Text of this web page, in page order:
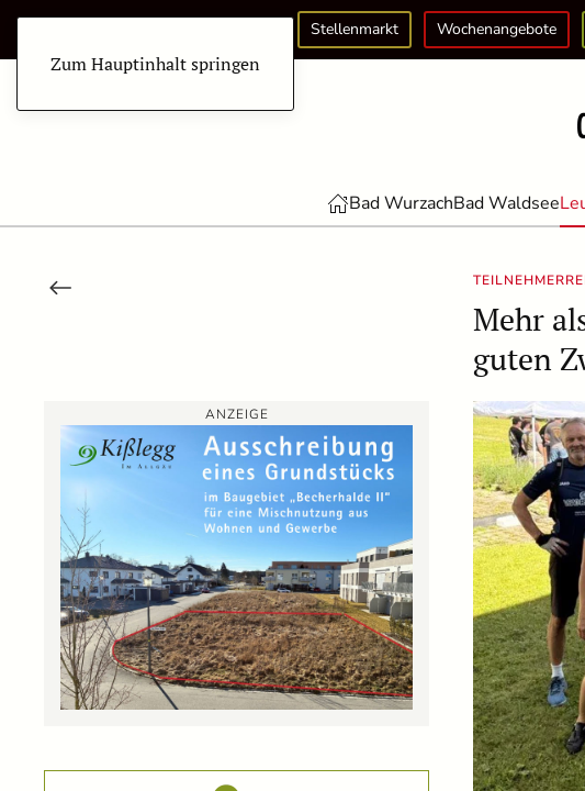
Zum Hauptinhalt springen
Stellenmarkt Wochenangebote
Bad WurzachBad Waldsee
Mehr
guten
ANZEIGE